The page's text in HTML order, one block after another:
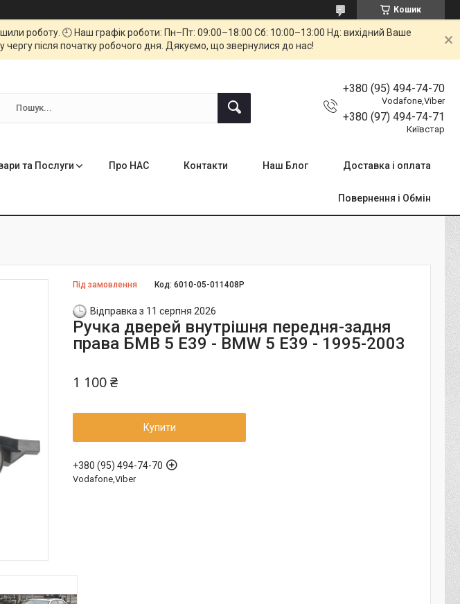
Кошик
роботу. 🕘 Наш графік роботи: Пн–Пт: 09:00–18:00 Сб: 10:00–13:00 Нд: вихідний Ваше
після початку робочого дня. Дякуємо, що звернулися до нас!
+380 (95) 494-74-70
Vodafone,Viber
+380 (97) 494-74-71
Київстар
та Послуги Про НАС Контакти Наш Блог Доставка і оплата
Повернення і Обмін
Під замовлення Код:6010-05-011408P
Відправка з 11 серпня 2026
Ручка дверей внутрішня передня-задня
права БМВ 5 Е39 - BMW 5 E39 - 1995-2003
1 100 ₴
Купити
+380 (95) 494-74-70
Vodafone,Viber